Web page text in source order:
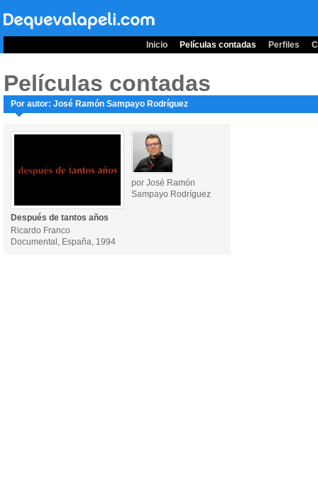
Inicio Películas contadas Perfiles
Películas contadas
Por autor: José Ramón Sampayo Rodríguez
por José Ramón
Sampayo Rodríguez
Después de tantos años
Ricardo Franco
Documental, España, 1994